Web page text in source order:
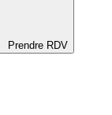
Prendre RDV